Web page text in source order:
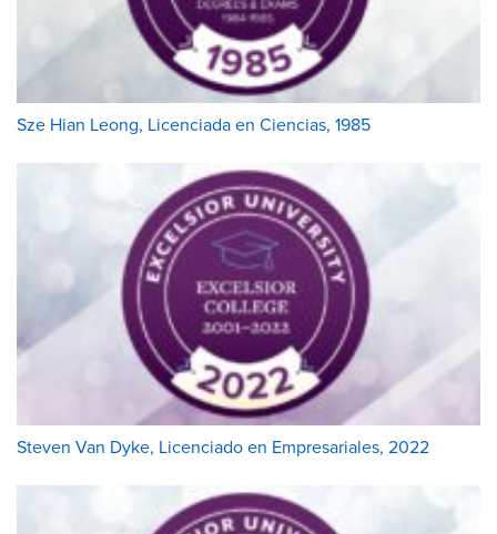
Sze Hian Leong, Licenciada en Ciencias, 1985
Steven Van Dyke, Licenciado en Empresariales, 2022